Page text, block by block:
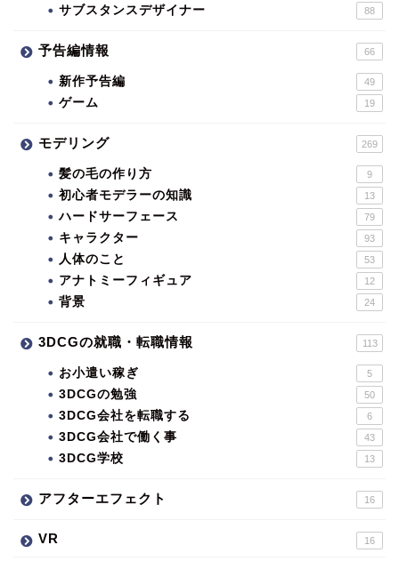
サブスタンスデザイナー 88
予告編情報 66
新作予告編 49
ゲーム 19
モデリング 269
髪の毛の作り方 9
初心者モデラーの知識 13
ハードサーフェース 79
キャラクター 93
人体のこと 53
アナトミーフィギュア 12
背景 24
3DCGの就職・転職情報 113
お小遣い稼ぎ 5
3DCGの勉強 50
3DCG会社を転職する 6
3DCG会社で働く事 43
3DCG学校 13
アフターエフェクト 16
VR 16